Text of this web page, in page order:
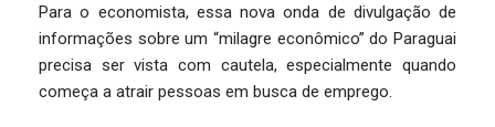
Para o economista, essa nova onda de divulgação de
informações sobre um “milagre econômico” do Paraguai
precisa ser vista com cautela, especialmente quando
começa a atrair pessoas em busca de emprego.